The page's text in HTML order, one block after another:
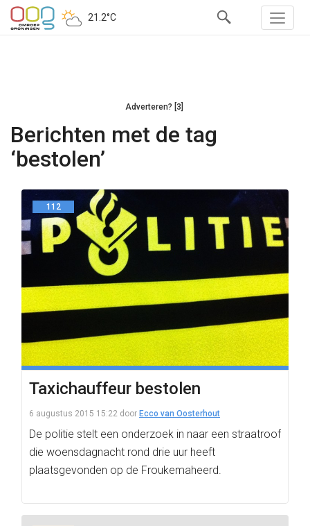
21.2°C
Adverteren? [3]
Berichten met de tag
‘bestolen’
112
Taxichauffeur bestolen
6 augustus 2015 15:22 door Ecco van Oosterhout
De politie stelt een onderzoek in naar een straatroof
die woensdagnacht rond drie uur heeft
plaatsgevonden op de Froukemaheerd.